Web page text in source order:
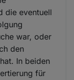
die eventuell
war, oder
den
In beiden
für